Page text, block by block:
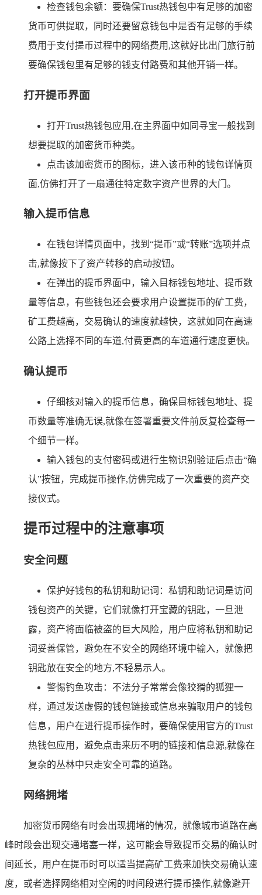
检查钱包余额：要确保Trust热钱包中有足够的加密
货币可供提取，同时还要留意钱包中是否有足够的手续
费用于支付提币过程中的网络费用,这就好比出门旅行前
要确保钱包里有足够的钱支付路费和其他开销一样。
打开提币界面
打开Trust热钱包应用,在主界面中如同寻宝一般找到
想要提取的加密货币种类。
点击该加密货币的图标，进入该币种的钱包详情页
面,仿佛打开了一扇通往特定数字资产世界的大门。
输入提币信息
在钱包详情页面中，找到“提币”或“转账”选项并点
击,就像按下了资产转移的启动按钮。
在弹出的提币界面中，输入目标钱包地址、提币数
量等信息，有些钱包还会要求用户设置提币的矿工费，
矿工费越高，交易确认的速度就越快，这就如同在高速
公路上选择不同的车道,付费更高的车道通行速度更快。
确认提币
仔细核对输入的提币信息，确保目标钱包地址、提
币数量等准确无误,就像在签署重要文件前反复检查每一
个细节一样。
输入钱包的支付密码或进行生物识别验证后点击“确
认”按钮，完成提币操作,仿佛完成了一次重要的资产交
接仪式。
提币过程中的注意事项
安全问题
保护好钱包的私钥和助记词：私钥和助记词是访问
钱包资产的关键，它们就像打开宝藏的钥匙，一旦泄
露，资产将面临被盗的巨大风险，用户应将私钥和助记
词妥善保管，避免在不安全的网络环境中输入，就像把
钥匙放在安全的地方,不轻易示人。
警惕钓鱼攻击：不法分子常常会像狡猾的狐狸一
样，通过发送虚假的钱包链接或信息来骗取用户的钱包
信息，用户在进行提币操作时，要确保使用官方的Trust
热钱包应用，避免点击来历不明的链接和信息源,就像在
复杂的丛林中只走安全可靠的道路。
网络拥堵
加密货币网络有时会出现拥堵的情况，就像城市道路在高
峰时段会出现交通堵塞一样，这可能会导致提币交易的确认时
间延长，用户在提币时可以适当提高矿工费来加快交易确认速
度，或者选择网络相对空闲的时间段进行提币操作,就像避开